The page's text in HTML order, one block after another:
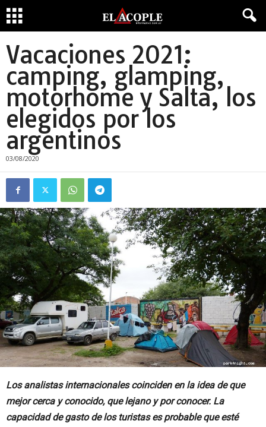
Vacaciones 2021:
camping, glamping,
motorhome y Salta, los
elegidos por los
argentinos
03/08/2020
Los analistas internacionales coinciden en la idea de que
mejor cerca y conocido, que lejano y por conocer. La
capacidad de gasto de los turistas es probable que esté